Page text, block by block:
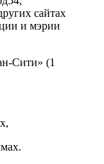
сайтах
и мэрии
Сити» (1